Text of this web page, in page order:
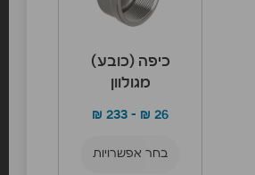
כיפה (כובע)
מגולוון
₪ 26
–
₪ 233
בחר אפשרויות